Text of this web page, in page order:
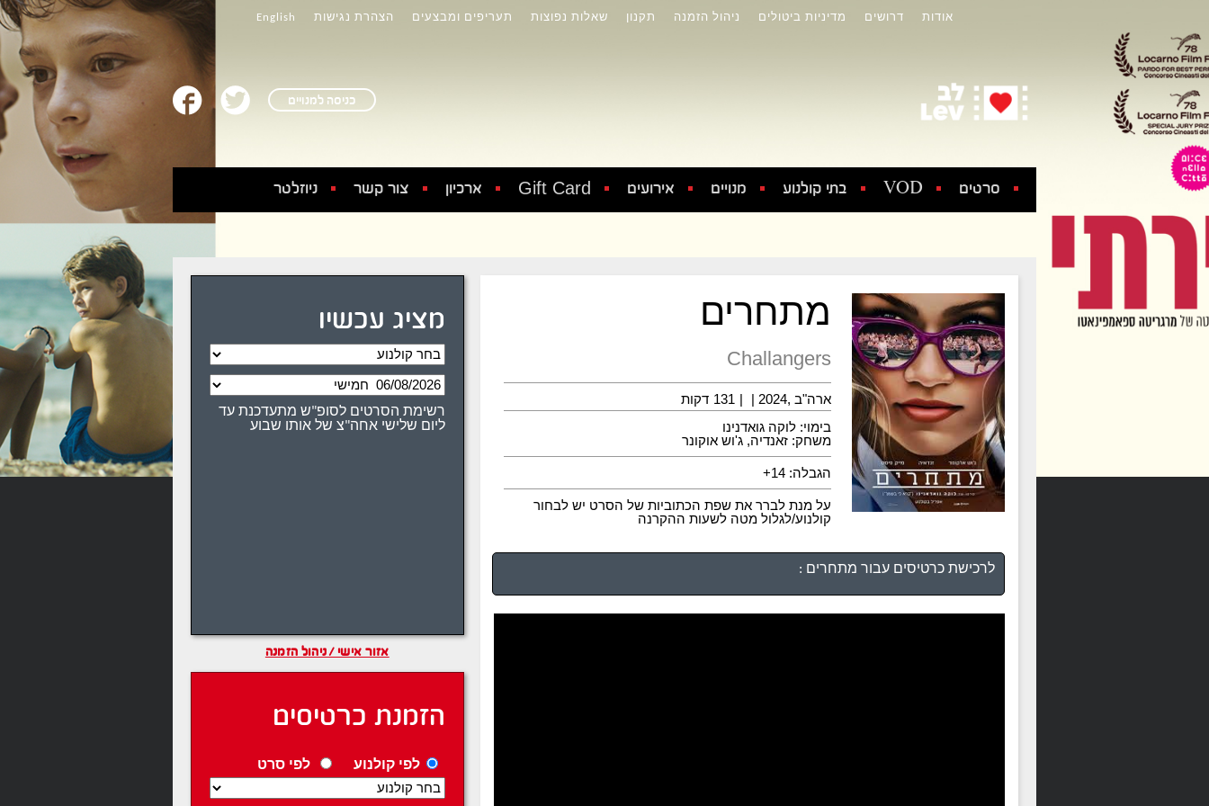
אודות דרושים מדיניות ביטולים ניהול הזמנה תקנון שאלות נפוצות תעריפים ומבצעים הצהרת נגישות English
כניסה למנויים
סרטים VOD בתי קולנוע מנויים אירועים Gift Card ארכיון צור קשר ניוזלטר
מתחרים
Challangers
ארה"ב ,2024 | |
131 דקות
בימוי: לוקה גואדנינו
משחק: זאנדיה, ג'וש אוקונר
הגבלה: 14+
על מנת לברר את שפת הכתוביות של הסרט יש לבחור
קולנוע/לגלול מטה לשעות ההקרנה
לרכישת כרטיסים עבור מתחרים :
מציג עכשיו
רשימת הסרטים לסופ"ש מתעדכנת עד
ליום שלישי אחה"צ של אותו שבוע
אזור אישי / ניהול הזמנה
הזמנת כרטיסים
לפי קולנוע לפי סרט